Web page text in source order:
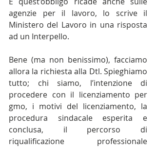
agenzie per il lavoro, lo scrive il
Ministero del Lavoro in una risposta
ad un Interpello.
Bene (ma non benissimo), facciamo
allora la richiesta alla Dtl. Spieghiamo
tutto; chi siamo, l’intenzione di
procedere con il licenziamento per
gmo, i motivi del licenziamento, la
procedura sindacale esperita e
conclusa, il percorso di
riqualificazione professionale